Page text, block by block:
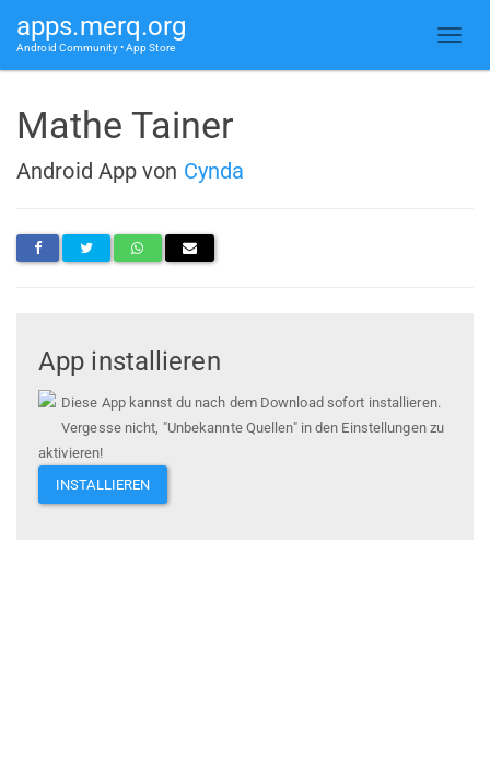
apps.merq.org
Android Community • App Store
Mathe Tainer
Android App von Cynda
App installieren
Diese App kannst du nach dem Download sofort installieren.
Vergesse nicht, "Unbekannte Quellen" in den Einstellungen zu
aktivieren!
INSTALLIEREN